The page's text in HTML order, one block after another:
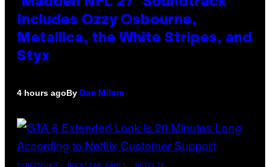
Includes Ozzy Osbourne,
Metallica, the White Stripes, and
Styx
4 hours agoBy Dan Milam